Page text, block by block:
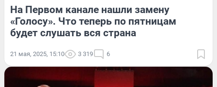
На Первом канале нашли замену
«Голосу». Что теперь по пятницам
будет слушать вся страна
21 мая, 2025, 15:10 3 319 6